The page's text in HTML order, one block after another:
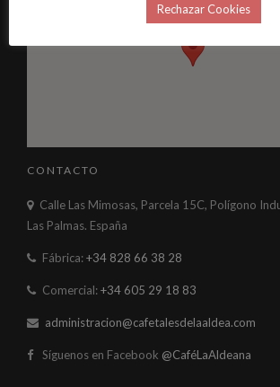
CONTACTO
Calle Las Mimosas, Parcela 15C, Polígono
Las Palmas. España
Fábrica:+34 828 66 38 28
Comercial:+34 605 29 18 83
administracion@cafetalesdelaaldea.com
Síguenos en Facebook @CaféLaAldeana
Rechazar Cookies